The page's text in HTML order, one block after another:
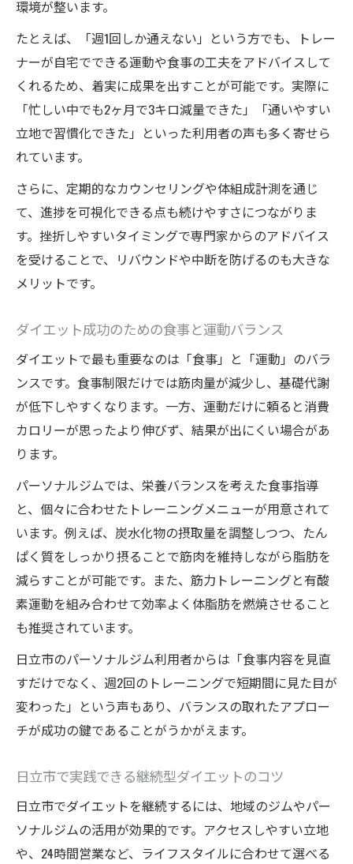
環境が整います。
たとえば、「週1回しか通えない」という方でも、トレー
ナーが自宅でできる運動や食事の工夫をアドバイスして
くれるため、着実に成果を出すことが可能です。実際に
「忙しい中でも2ヶ月で3キロ減量できた」「通いやすい
立地で習慣化できた」といった利用者の声も多く寄せら
れています。
さらに、定期的なカウンセリングや体組成計測を通じ
て、進捗を可視化できる点も続けやすさにつながりま
す。挫折しやすいタイミングで専門家からのアドバイス
を受けることで、リバウンドや中断を防げるのも大きな
メリットです。
ダイエット成功のための食事と運動バランス
ダイエットで最も重要なのは「食事」と「運動」のバラ
ンスです。食事制限だけでは筋肉量が減少し、基礎代謝
が低下しやすくなります。一方、運動だけに頼ると消費
カロリーが思ったより伸びず、結果が出にくい場合があ
ります。
パーソナルジムでは、栄養バランスを考えた食事指導
と、個々に合わせたトレーニングメニューが用意されて
います。例えば、炭水化物の摂取量を調整しつつ、たん
ぱく質をしっかり摂ることで筋肉を維持しながら脂肪を
減らすことが可能です。また、筋力トレーニングと有酸
素運動を組み合わせて効率よく体脂肪を燃焼させること
も推奨されています。
日立市のパーソナルジム利用者からは「食事内容を見直
すだけでなく、週2回のトレーニングで短期間に見た目が
変わった」という声もあり、バランスの取れたアプロー
チが成功の鍵であることがうかがえます。
日立市で実践できる継続型ダイエットのコツ
日立市でダイエットを継続するには、地域のジムやパー
ソナルジムの活用が効果的です。アクセスしやすい立地
や、24時間営業など、ライフスタイルに合わせて選べる